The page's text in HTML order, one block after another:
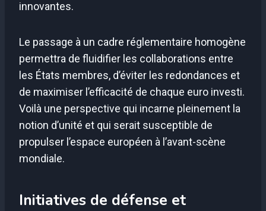
innovantes.
Le passage à un cadre réglementaire homogène
permettra de fluidifier les collaborations entre
les États membres, d’éviter les redondances et
de maximiser l’efficacité de chaque euro investi.
Voilà une perspective qui incarne pleinement la
notion d’unité et qui serait susceptible de
propulser l’espace européen à l’avant-scène
mondiale.
Initiatives de défense et